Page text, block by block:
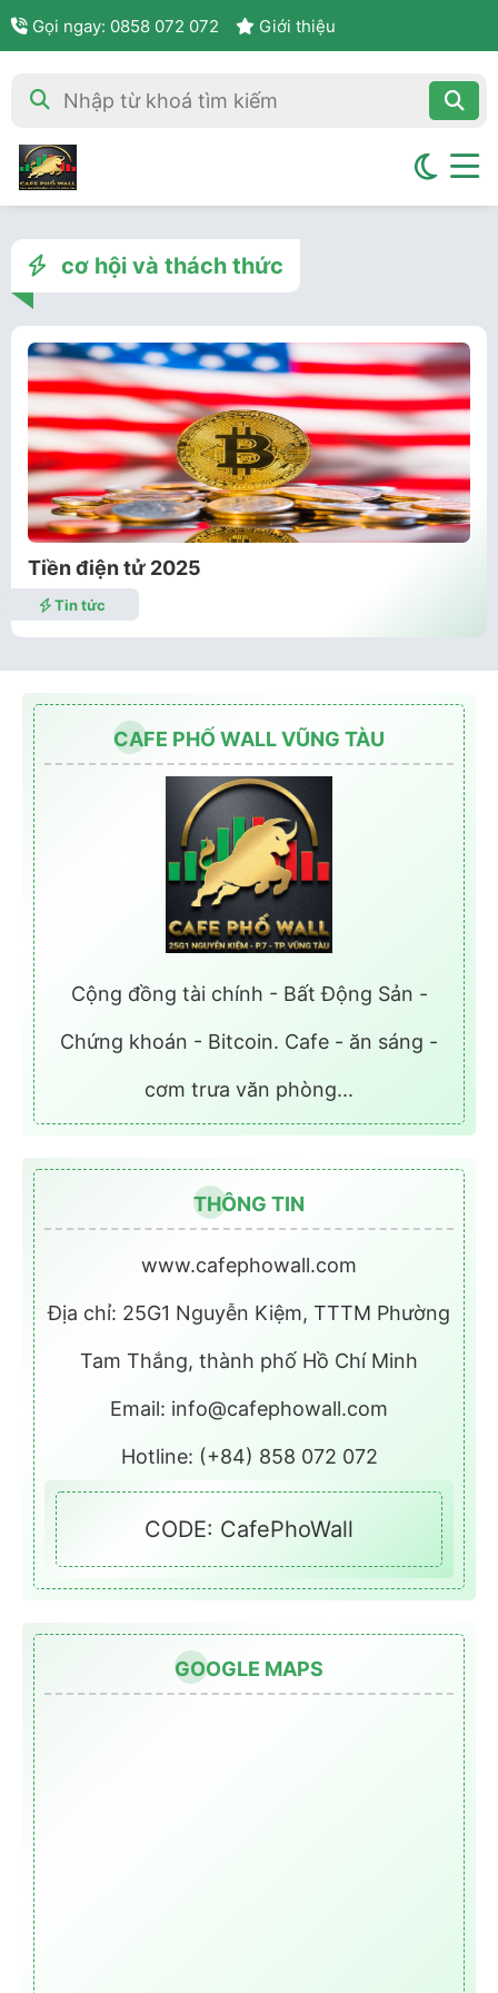
Gọi ngay: 0858 072 072 Giới thiệu
cơ hội và thách thức
Tiền điện tử 2025
Tin tức
CAFE PHỐ WALL VŨNG TÀU
Cộng đồng tài chính - Bất Động Sản -
Chứng khoán - Bitcoin. Cafe - ăn sáng -
cơm trưa văn phòng...
THÔNG TIN
www.cafephowall.com
Địa chỉ: 25G1 Nguyễn Kiệm, TTTM Phường
Tam Thắng, thành phố Hồ Chí Minh
Email: info@cafephowall.com
Hotline: (+84) 858 072 072
CODE: CafePhoWall
GOOGLE MAPS